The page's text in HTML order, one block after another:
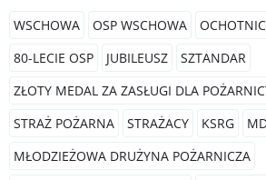
WSCHOWA OSP WSCHOWA
80-LECIE OSP
JUBILEUSZ
SZTANDAR
ZŁOTY MEDAL ZA ZASŁUGI DLA
STRAŻ POŻARNA
STRAŻACY KSRG
MŁODZIEŻOWA DRUŻYNA POŻARNICZA